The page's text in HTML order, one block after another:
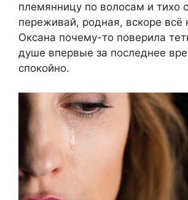
племянницу по волосам и тихо
переживай, родная, вскоре всё
Оксана почему-то поверила
душе впервые за последнее
спокойно.